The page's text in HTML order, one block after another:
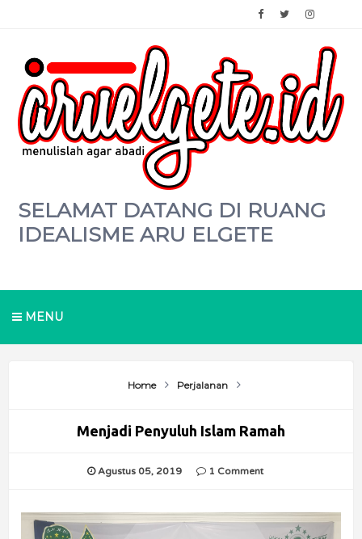
SELAMAT DATANG DI RUANG
IDEALISME ARU ELGETE
MENU
Home Perjalanan
Menjadi Penyuluh Islam Ramah
Agustus 05, 2019 1 Comment